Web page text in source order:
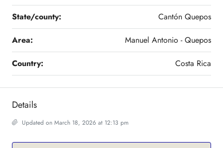
State/county: Cantón Quepos
Area: Manuel Antonio - Quepos
Country: Costa Rica
Details
Updated on March 18, 2026 at 12:13 pm